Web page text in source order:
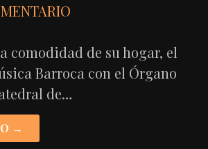
comodidad de su hogar, el
Barroca con el Órgano
de…
→